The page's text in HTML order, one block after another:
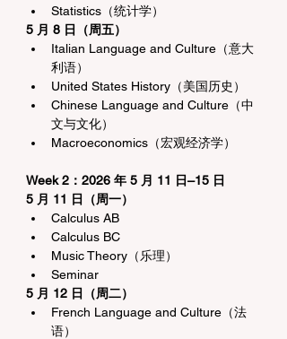
Statistics（统计学）
5 月 8 日（周五）
Italian Language and Culture（意大
利语）
United States History（美国历史）
Chinese Language and Culture（中
文与文化）
Macroeconomics（宏观经济学）
Week 2：2026 年 5 月 11 日–15 日
5 月 11 日（周一）
Calculus AB
Calculus BC
Music Theory（乐理）
Seminar
5 月 12 日（周二）
French Language and Culture（法
语）